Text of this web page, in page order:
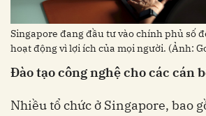
Singapore đang đầu tư vào chính phủ số
hoạt động vì lợi ích của mọi người. (Ảnh:
Đào tạo công nghệ cho các cán
Nhiều tổ chức ở Singapore, bao